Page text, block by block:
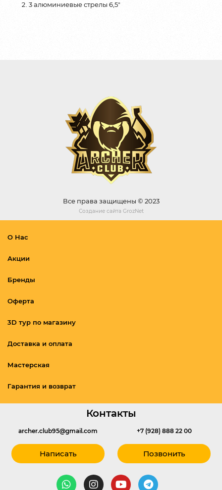
3 алюминиевые стрелы 6,5″
Все права защищены © 2023
Создание сайта GrozNet
О Нас
Акции
Бренды
Оферта
3D тур по магазину
Доставка и оплата
Мастерская
Гарантия и возврат
Контакты
archer.club95@gmail.com
Написать
+7 (928) 888 22 00
Позвонить